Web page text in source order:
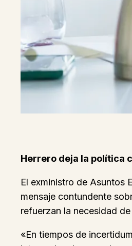
Herrero deja la política
El exministro de Asuntos
mensaje contundente
refuerzan la necesidad
«En tiempos de